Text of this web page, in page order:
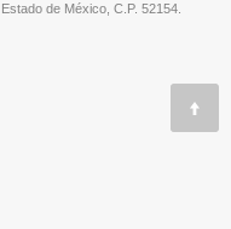
Estado de México, C.P. 52154.